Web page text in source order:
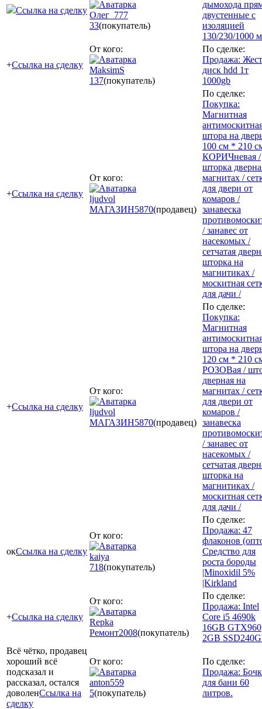
Ссылка на сделку Олег_777
33(покупатель)
дымохода
двустенные с
изоляцией
130/230/1000
+Ссылка на сделку
От кого:
MaksimS
137(покупатель)
По сделке:
Продажа:
диск hdd 1т
1000gb
+Ссылка на сделку
От кого:
ljudvol
МАГАЗИН5870(продавец)
По сделке:
Покупка:
Магнитная
штора на
100 см * 210
КОРИЧневая /
шторка
магнитах /
для двери от
комаров /
занавеска
/ занавес от
насекомых /
сетчатая
шторка на
магнитиках /
москитная
для дачи /
+Ссылка на сделку
От кого:
ljudvol
МАГАЗИН5870(продавец)
По сделке:
Покупка:
Магнитная
штора на
120 см * 210
РОЗОВая /
дверная на
магнитах /
для двери от
комаров /
занавеска
/ занавес от
насекомых /
сетчатая
шторка на
магнитиках /
москитная
для дачи /
окСсылка на сделку
От кого:
kaiya
718(покупатель)
По сделке:
Продажа: 47
флаконов
Средство для
роста бороды
|Minoxidil 5%
|Kirkland
+Ссылка на сделку
От кого:
Repka
Ремонт2008(покупатель)
По сделке:
Продажа: Intel
Core i5 4690k
16GB GTX960
2GB
Всё чётко, продавец
хороший всё
подсказал и
рассказал, остался
доволенСсылка на
сделку
От кого:
anton559
5(покупатель)
По сделке:
Продажа:
для бани 60
литров.